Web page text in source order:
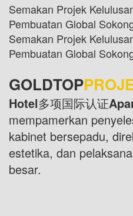
Semakan Projek
Pembuatan Global
Semakan Projek
Pembuatan Global
GOLDTOP
Hotel多项国际认证
mempamerkan
kabinet bersepadu,
estetika, dan
besar.